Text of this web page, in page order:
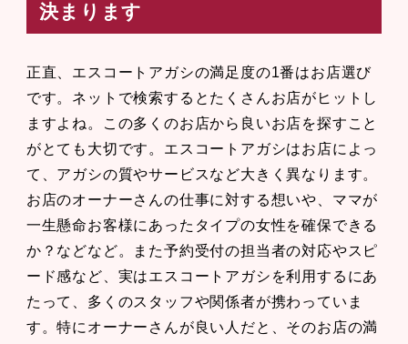
決まります
正直、エスコートアガシの満足度の1番はお店選び
です。ネットで検索するとたくさんお店がヒットし
ますよね。この多くのお店から良いお店を探すこと
がとても大切です。エスコートアガシはお店によっ
て、アガシの質やサービスなど大きく異なります。
お店のオーナーさんの仕事に対する想いや、ママが
一生懸命お客様にあったタイプの女性を確保できる
か？などなど。また予約受付の担当者の対応やスピ
ード感など、実はエスコートアガシを利用するにあ
たって、多くのスタッフや関係者が携わっていま
す。特にオーナーさんが良い人だと、そのお店の満